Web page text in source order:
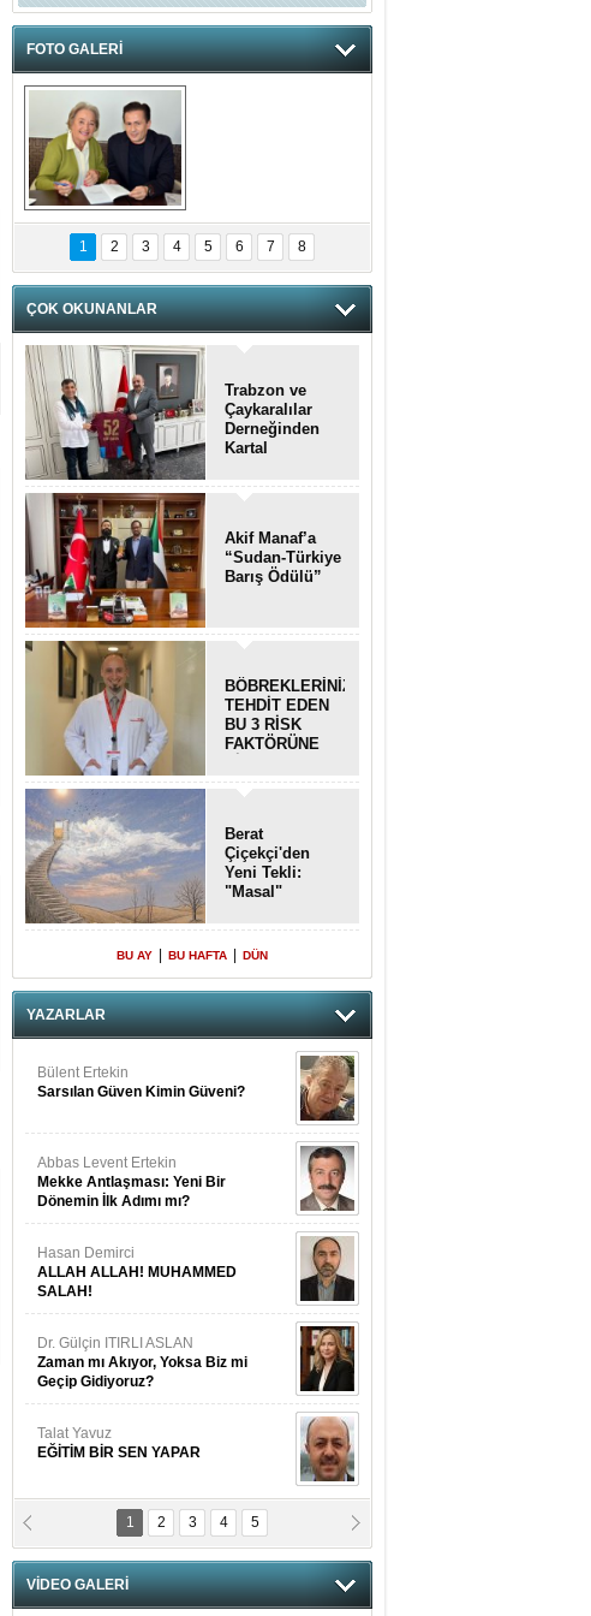
FOTO GALERİ
hnzzzna
1 2 3 4 5 6 7 8
ÇOK OKUNANLAR
Trabzon ve
Çaykaralılar
Derneğinden
Kartal
anlamlı ziyaret
Akif Manaf’a
“Sudan-Türkiye
Barış Ödülü”
BÖBREKLERİNİZİ
TEHDİT EDEN
BU 3 RİSK
FAKTÖRÜNE
Berat
Çiçekçi'den
Yeni Tekli:
"Masal"
BU AY BU HAFTA DÜN
YAZARLAR
Bülent Ertekin
Sarsılan Güven Kimin Güveni?
Abbas Levent Ertekin
Mekke Antlaşması: Yeni Bir
Dönemin İlk Adımı mı?
Hasan Demirci
ALLAH ALLAH! MUHAMMED
SALAH!
Dr. Gülçin ITIRLI ASLAN
Zaman mı Akıyor, Yoksa Biz mi
Geçip Gidiyoruz?
Talat Yavuz
EĞİTİM BİR SEN YAPAR
Sevgi Karaman
NAMUSLU?
1 2 3 4 5
VİDEO GALERİ